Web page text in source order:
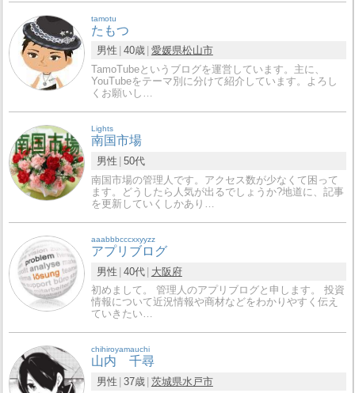
tamotu
たもつ
男性 40歳 愛媛県松山市
TamoTubeというブログを運営しています。主に、
YouTubeをテーマ別に分けて紹介しています。よろし
くお願いし…
Lights
南国市場
男性 50代
南国市場の管理人です。アクセス数が少なくて困って
ます。どうしたら人気が出るでしょうか?地道に、記事
を更新していくしかあり…
aaabbbcccxxyyzz
アプリブログ
男性 40代
大阪府
初めまして。 管理人のアプリブログと申します。 投資
情報について近況情報や商材などをわかりやすく伝え
ていきたい…
chihiroyamauchi
山内 千尋
男性 37歳 茨城県水戸市